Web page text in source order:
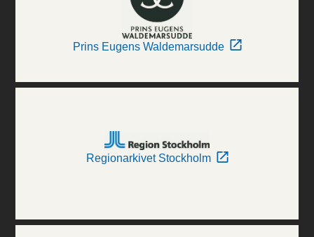
Prins Eugens Waldemarsudde
Regionarkivet Stockholm